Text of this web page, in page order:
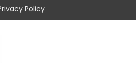
Policy